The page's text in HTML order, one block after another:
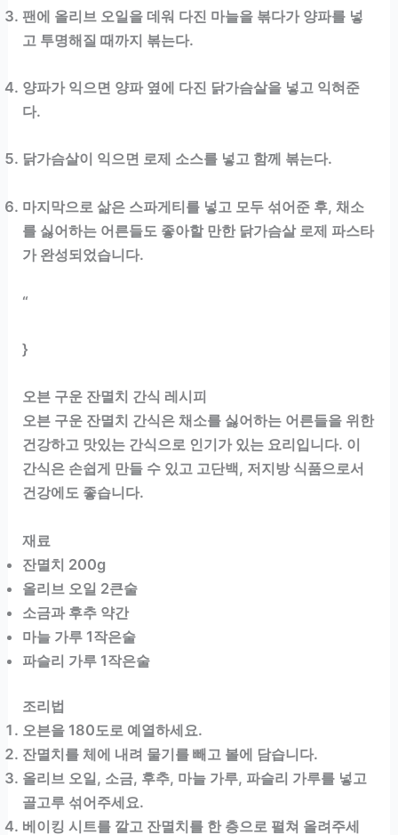
팬에 올리브 오일을 데워 다진 마늘을 볶다가 양파를 넣
고 투명해질 때까지 볶는다.
양파가 익으면 양파 옆에 다진 닭가슴살을 넣고 익혀준
다.
닭가슴살이 익으면 로제 소스를 넣고 함께 볶는다.
마지막으로 삶은 스파게티를 넣고 모두 섞어준 후, 채소
를 싫어하는 어른들도 좋아할 만한 닭가슴살 로제 파스타
가 완성되었습니다.
“
}
오븐 구운 잔멸치 간식 레시피
오븐 구운 잔멸치 간식은 채소를 싫어하는 어른들을 위한
건강하고 맛있는 간식으로 인기가 있는 요리입니다. 이
간식은 손쉽게 만들 수 있고 고단백, 저지방 식품으로서
건강에도 좋습니다.
재료
잔멸치 200g
올리브 오일 2큰술
소금과 후추 약간
마늘 가루 1작은술
파슬리 가루 1작은술
조리법
오븐을 180도로 예열하세요.
잔멸치를 체에 내려 물기를 빼고 볼에 담습니다.
올리브 오일, 소금, 후추, 마늘 가루, 파슬리 가루를 넣고
골고루 섞어주세요.
베이킹 시트를 깔고 잔멸치를 한 층으로 펼쳐 올려주세